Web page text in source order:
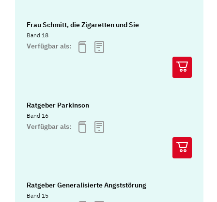
Frau Schmitt, die Zigaretten und Sie
Band 18
Verfügbar als:
Ratgeber Parkinson
Band 16
Verfügbar als:
Ratgeber Generalisierte Angststörung
Band 15